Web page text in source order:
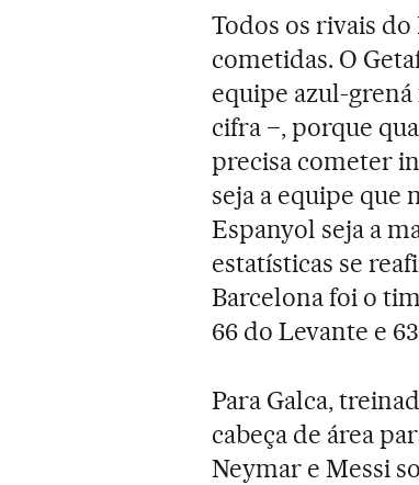
Todos os rivais
cometidas. O
equipe azul-grená
cifra –, porque
precisa cometer
seja a equipe que
Espanyol seja a
estatísticas se
Barcelona foi o
66 do Levante e
Para Galca,
cabeça de área
Neymar e Messi